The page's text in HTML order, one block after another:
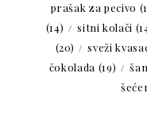
prašak za pecivo
(14)
sitni kolači
(20)
sveži
čokolada (19)